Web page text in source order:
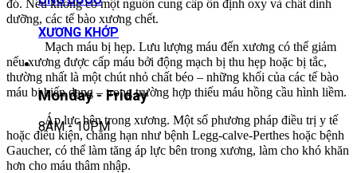
XƯƠNG KHỚP
Monday - Friday
8AM - 10PM
đó. Nếu không có một nguồn cung cấp ổn định oxy và chất dinh
dưỡng, các tế bào xương chết.
Mạch máu bị hẹp. Lưu lượng máu đến xương có thể giảm
nếu xương được cấp máu bởi động mạch bị thu hẹp hoặc bị tắc,
thường nhất là một chút nhỏ chất béo – những khối của các tế bào
máu bị biến dạng – trong trường hợp thiếu máu hồng cầu hình liềm.
Áp lực bên trong xương. Một số phương pháp điều trị y tế
hoặc điều kiện, chẳng hạn như bệnh Legg-calve-Perthes hoặc bệnh
Gaucher, có thể làm tăng áp lực bên trong xương, làm cho khó khăn
hơn cho máu thâm nhập.